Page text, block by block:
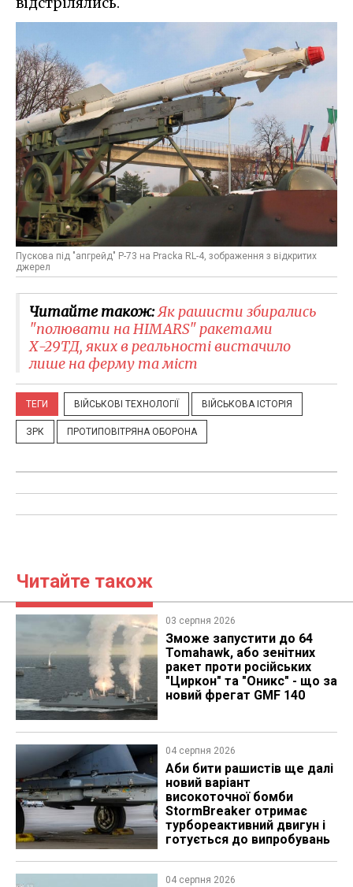
Пускова під "апгрейд" Р-73 на Pracka RL-4, зображення з відкритих
джерел
Читайте також:Як рашисти збирались
"полювати на HIMARS" ракетами
Х-29ТД, яких в реальності вистачило
лише на ферму та міст
ТЕГИ ВІЙСЬКОВІ ТЕХНОЛОГІЇ ВІЙСЬКОВА ІСТОРІЯ
ЗРК ПРОТИПОВІТРЯНА ОБОРОНА
Читайте також
03 серпня 2026
Зможе запустити до 64
Tomahawk, або зенітних
ракет проти російських
"Циркон" та "Оникс" - що за
новий фрегат GMF 140
04 серпня 2026
Аби бити рашистів ще далі
новий варіант
високоточної бомби
StormBreaker отримає
турбореактивний двигун і
готується до випробувань
04 серпня 2026